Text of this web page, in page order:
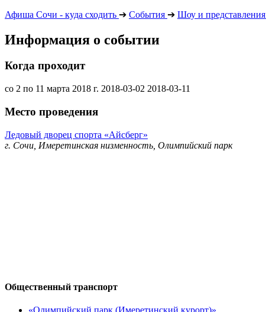
Афиша Сочи - куда сходить ➔ События ➔ Шоу и представления
Информация о событии
Когда проходит
со 2 по 11 марта 2018 г. 2018-03-02 2018-03-11
Место проведения
Ледовый дворец спорта «Айсберг»
г. Сочи, Имеретинская низменность, Олимпийский парк
Общественный транспорт
«Олимпийский парк (Имеретинский курорт)»